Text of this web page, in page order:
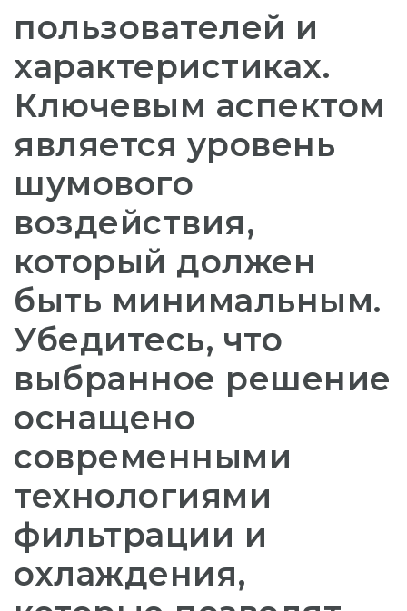
пользователей и
характеристиках.
Ключевым аспектом
является уровень
шумового
воздействия,
который должен
быть минимальным.
Убедитесь, что
выбранное решение
оснащено
современными
технологиями
фильтрации и
охлаждения,